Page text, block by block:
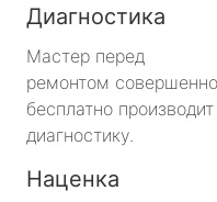
Диагностика
Мастер перед
ремонтом совершенно
бесплатно производит
диагностику.
Наценка